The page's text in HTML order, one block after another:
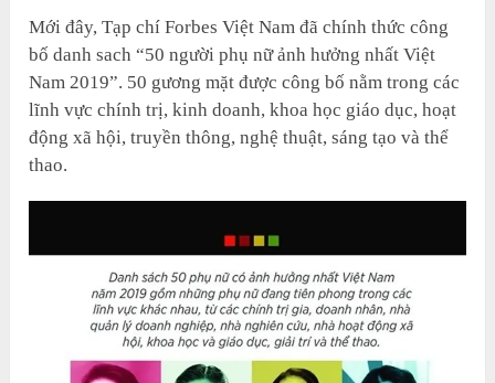
Mới đây, Tạp chí Forbes Việt Nam đã chính thức công
bố danh sach “50 người phụ nữ ảnh hưởng nhất Việt
Nam 2019”. 50 gương mặt được công bố nằm trong các
lĩnh vực chính trị, kinh doanh, khoa học giáo dục, hoạt
động xã hội, truyền thông, nghệ thuật, sáng tạo và thể
thao.